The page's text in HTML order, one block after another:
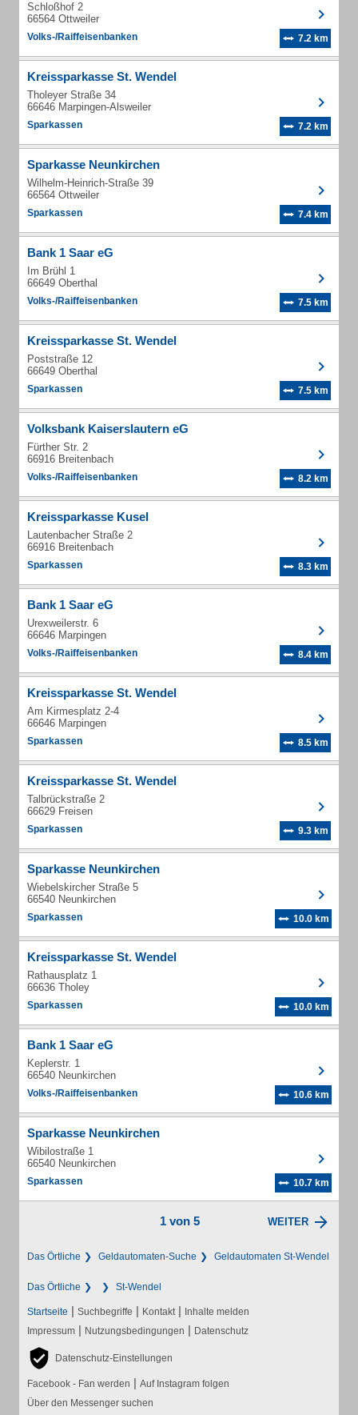
Schloßhof 2
66564 Ottweiler
Volks-/Raiffeisenbanken 7.2 km
Kreissparkasse St. Wendel
Tholeyer Straße 34
66646 Marpingen-Alsweiler
Sparkassen 7.2 km
Sparkasse Neunkirchen
Wilhelm-Heinrich-Straße 39
66564 Ottweiler
Sparkassen 7.4 km
Bank 1 Saar eG
Im Brühl 1
66649 Oberthal
Volks-/Raiffeisenbanken 7.5 km
Kreissparkasse St. Wendel
Poststraße 12
66649 Oberthal
Sparkassen 7.5 km
Volksbank Kaiserslautern eG
Fürther Str. 2
66916 Breitenbach
Volks-/Raiffeisenbanken 8.2 km
Kreissparkasse Kusel
Lautenbacher Straße 2
66916 Breitenbach
Sparkassen 8.3 km
Bank 1 Saar eG
Urexweilerstr. 6
66646 Marpingen
Volks-/Raiffeisenbanken 8.4 km
Kreissparkasse St. Wendel
Am Kirmesplatz 2-4
66646 Marpingen
Sparkassen 8.5 km
Kreissparkasse St. Wendel
Talbrückstraße 2
66629 Freisen
Sparkassen 9.3 km
Sparkasse Neunkirchen
Wiebelskircher Straße 5
66540 Neunkirchen
Sparkassen 10.0 km
Kreissparkasse St. Wendel
Rathausplatz 1
66636 Tholey
Sparkassen 10.0 km
Bank 1 Saar eG
Keplerstr. 1
66540 Neunkirchen
Volks-/Raiffeisenbanken 10.6 km
Sparkasse Neunkirchen
Wibilostraße 1
66540 Neunkirchen
Sparkassen 10.7 km
1 von 5 WEITER
Das Örtliche Geldautomaten-Suche Geldautomaten St-Wendel
Das Örtliche St-Wendel
Startseite | Suchbegriffe | Kontakt | Inhalte melden
Impressum | Nutzungsbedingungen | Datenschutz
Datenschutz-Einstellungen
Facebook - Fan werden | Auf Instagram folgen
Über den Messenger suchen